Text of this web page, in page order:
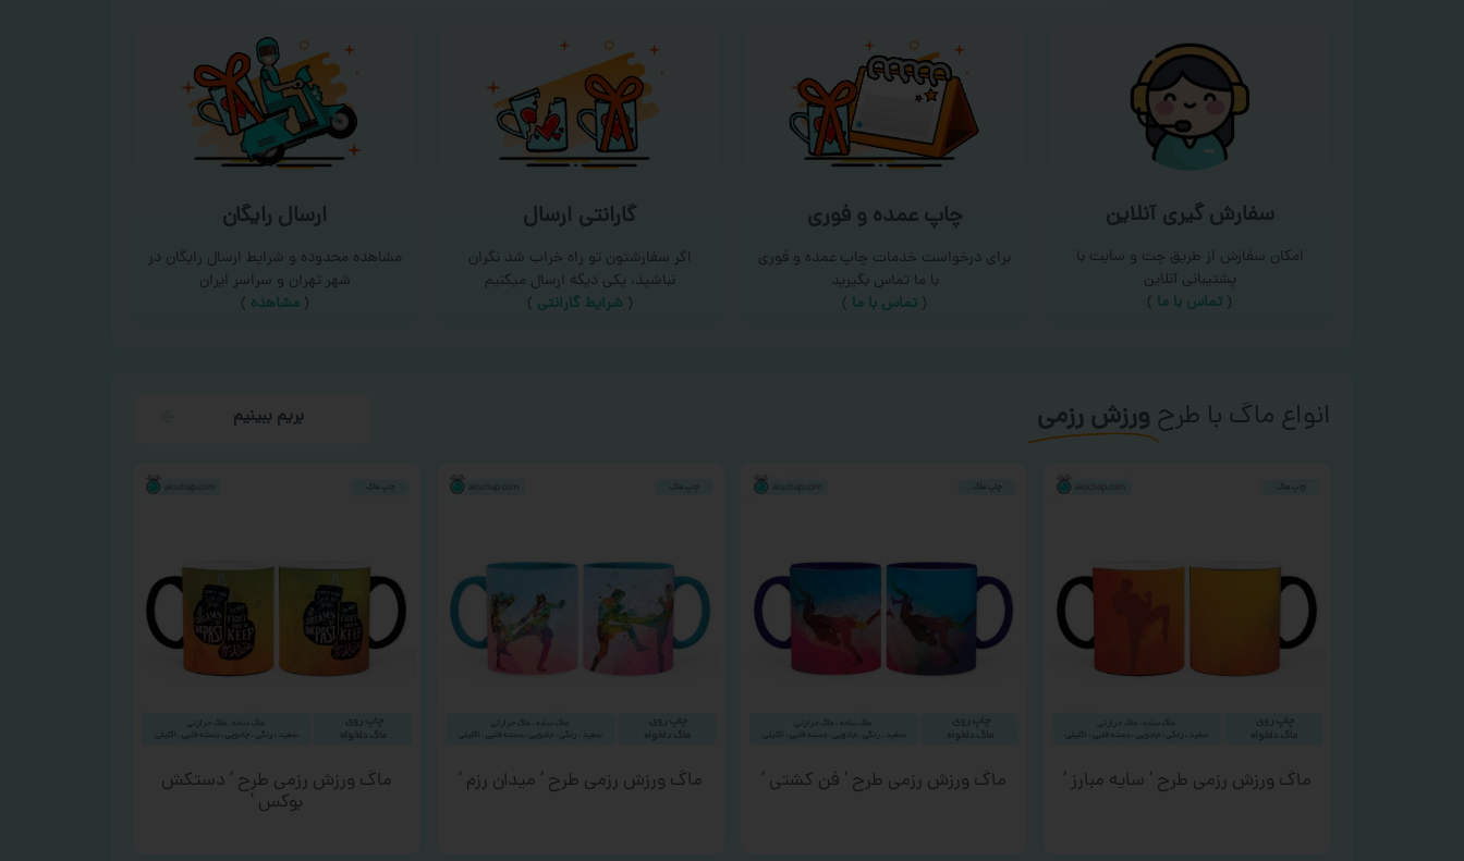
سفارش گیری آنلاین
امکان سفارش از طریق چت و سایت با
پشتیبانی آنلاین
( تماس با ما‌ )
چاپ عمده و فوری
برای درخواست خدمات چاپ عمده و فوری
با ما تماس بگیرید
( تماس با ما )
گارانتی ارسال
اگر سفارشتون تو راه خراب شد نگران
نباشید، یکی دیگه ارسال میکنیم
( شرایط گارانتی )
ارسال رایگان
مشاهده محدوده و شرایط ارسال رایگان در
شهر تهران و سراسر ایران
(مشاهده )
انواع ماگ با طرح ورزش رزمی بریم ببینیم
ماگ ورزش رزمی طرح ‘ سایه مبارز ‘ ماگ ورزش رزمی طرح ‘ فن کشتی ‘ ماگ ورزش رزمی طرح ‘ میدان رزم ‘ ماگ ورزش رزمی طرح ‘ دستکش
بوکس ‘